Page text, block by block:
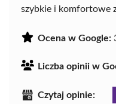
szybkie i komfortowe
Ocena w Google:
Liczba opinii w
Czytaj opinie: